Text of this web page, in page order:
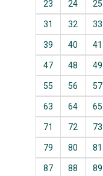
23 24 25
31 32 33
39 40 41
47 48 49
55 56 57
63 64 65
71 72 73
79 80 81
87 88 89